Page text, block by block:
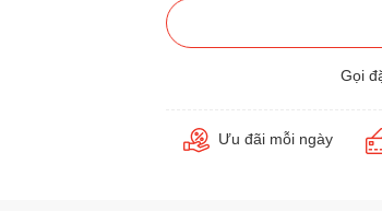
Gọi
Ưu đãi mỗi ngày